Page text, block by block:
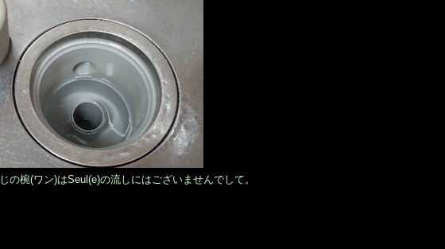
の椀(ワン)はSeul(e)の流しにはございませんでして。